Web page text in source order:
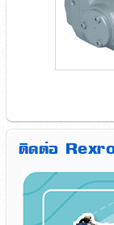
ติดต่อ